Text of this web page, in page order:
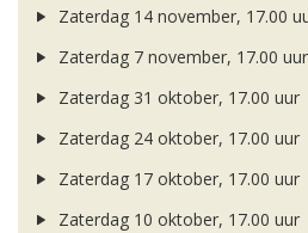
Zaterdag 14 november, 17.00
Zaterdag 7 november, 17.00 uur
Zaterdag 31 oktober, 17.00 uur
Zaterdag 24 oktober, 17.00 uur
Zaterdag 17 oktober, 17.00 uur
Zaterdag 10 oktober, 17.00 uur